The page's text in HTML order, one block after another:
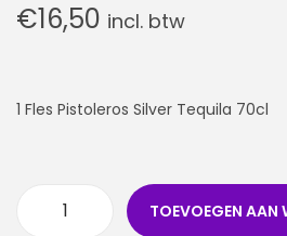
€16,50 incl. btw
1 Fles Pistoleros Silver Tequila 70cl
TOEVOEGEN AAN